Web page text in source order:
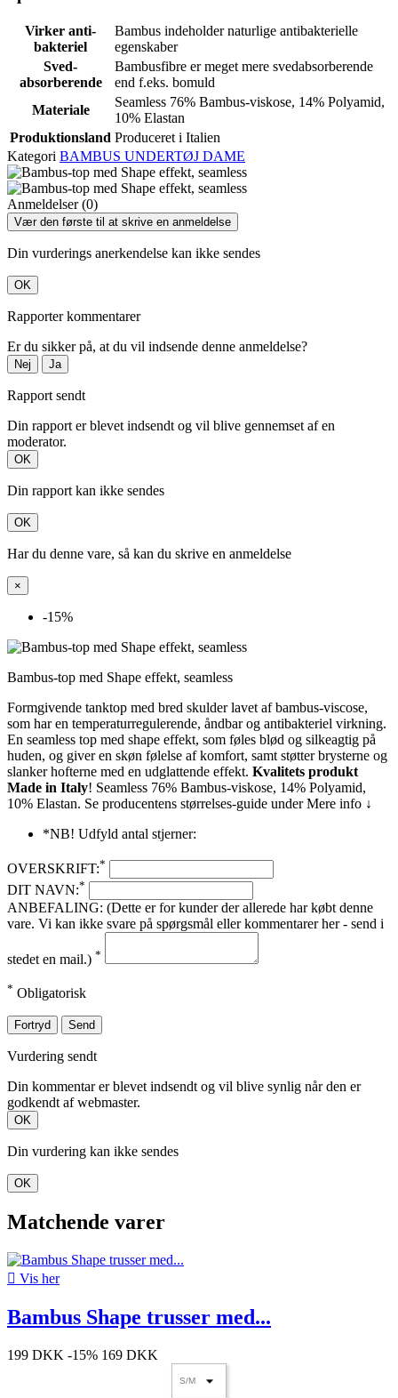
Virker anti-
bakteriel
Bambus indeholder naturlige antibakterielle
egenskaber
Sved-
absorberende
Bambusfibre er meget mere svedabsorberende
end f.eks. bomuld
Materiale
Seamless 76% Bambus-viskose, 14% Polyamid,
10% Elastan
Produktionsland Produceret i Italien
Kategori BAMBUS UNDERTØJ DAME
Anmeldelser (0)
Vær den første til at skrive en anmeldelse
Din vurderings anerkendelse kan ikke sendes
OK
Rapporter kommentarer
Er du sikker på, at du vil indsende denne anmeldelse?
Nej Ja
Rapport sendt
Din rapport er blevet indsendt og vil blive gennemset af en
moderator.
OK
Din rapport kan ikke sendes
OK
Har du denne vare, så kan du skrive en anmeldelse
×
-15%
Bambus-top med Shape effekt, seamless
Formgivende tanktop med bred skulder lavet af bambus-viscose,
som har en temperaturregulerende, åndbar og antibakteriel virkning.
En seamless top med shape effekt, som føles blød og silkeagtig på
huden, og giver en skøn følelse af komfort, samt støtter brysterne og
slanker hofterne med en udglattende effekt. Kvalitets produkt
Made in Italy! Seamless 76% Bambus-viskose, 14% Polyamid,
10% Elastan. Se producentens størrelses-guide under Mere info ↓
*NB! Udfyld antal stjerner:
OVERSKRIFT:*
DIT NAVN:*
ANBEFALING: (Dette er for kunder der allerede har købt denne
vare. Vi kan ikke svare på spørgsmål eller kommentarer her - send i
stedet en mail.) *
* Obligatorisk
Fortryd Send
Vurdering sendt
Din kommentar er blevet indsendt og vil blive synlig når den er
godkendt af webmaster.
OK
Din vurdering kan ikke sendes
OK
Matchende varer
 Vis her
Bambus Shape trusser med...
199 DKK -15% 169 DKK